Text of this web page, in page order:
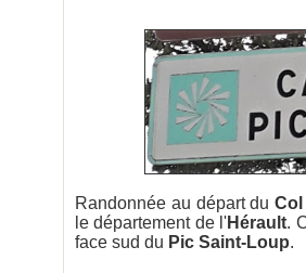
Randonnée au départ du
le département de l'Hérault.
face sud du Pic Saint-Loup.